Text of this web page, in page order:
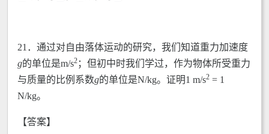
21．通过对自由落体运动的研究，我们知道重力加速度
g的单位是m/s2 ；但初中时我们学过，作为物体所受重力
与质量的比例系数g的单位是N/kg。证明1 m/s2 = 1
N/kg。
【答案】